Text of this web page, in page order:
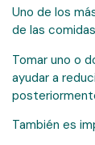
Uno de los
de las
Tomar uno o
ayudar a
También es